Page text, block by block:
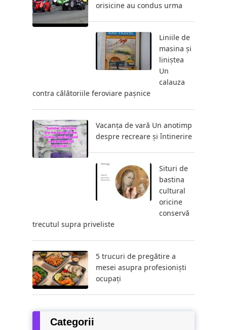
orisicine au condus urma
Liniile de
masina și
liniștea
Un
calauza
contra călătoriile feroviare pașnice
Vacanța de vară Un anotimp
despre recreare și întinerire
Situri de
bastina
cultural
oricine
conservă
trecutul supra priveliste
5 trucuri de pregătire a
mesei asupra profesioniști
ocupați
Categorii